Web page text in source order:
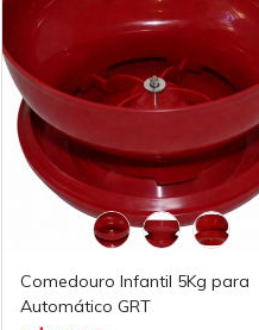
Comedouro Infantil 5Kg para
Automático GRT